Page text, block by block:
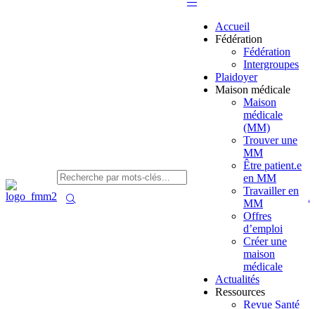
Accueil
Fédération
Fédération
Intergroupes
Plaidoyer
Maison médicale
Maison
médicale
(MM)
Trouver une
MM
Être patient.e
en MM
Travailler en
MM
Offres
d’emploi
Créer une
maison
médicale
Actualités
Ressources
Revue Santé